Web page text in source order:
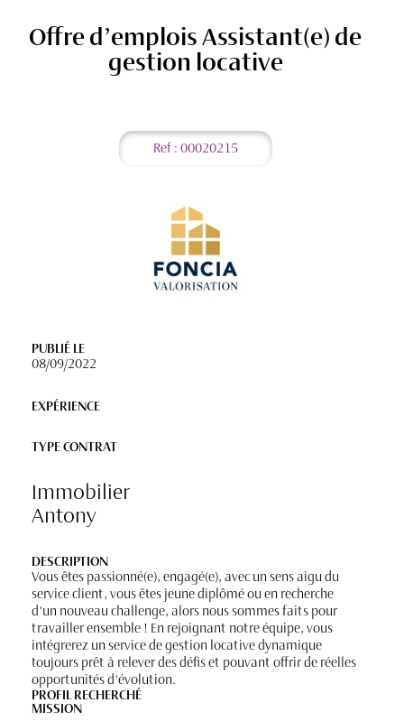
Offre d’emplois Assistant(e) de
gestion locative
Ref : 00020215
PUBLIÉ LE
08/09/2022
EXPÉRIENCE
TYPE CONTRAT
Immobilier
Antony
DESCRIPTION
Vous êtes passionné(e), engagé(e), avec un sens aigu du
service client, vous êtes jeune diplômé ou en recherche
d'un nouveau challenge, alors nous sommes faits pour
travailler ensemble ! En rejoignant notre équipe, vous
intégrerez un service de gestion locative dynamique
toujours prêt à relever des défis et pouvant offrir de réelles
opportunités d'évolution.
PROFIL RECHERCHÉ
MISSION